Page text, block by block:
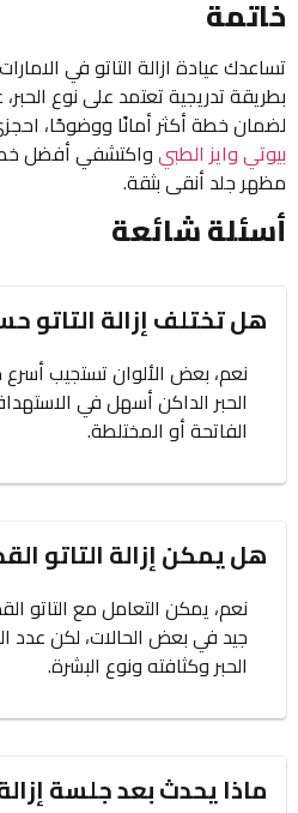
خاتمة
تساعدك عيادة ازالة التاتو في
بطريقة تدريجية تعتمد على نوع
لضمان خطة أكثر أمانًا ووضوحًا،
بيوتي وايز الطبيواكتشفي أفضل خطة
مظهر جلد أنقى بثقة.
أسئلة شائعة
هل تختلف إزالة التاتو
نعم، بعض الألوان تستجيب أسرع
الحبر الداكن أسهل في
الفاتحة أو المختلطة.
هل يمكن إزالة التاتو
نعم، يمكن التعامل مع التاتو
جيد في بعض الحالات، لكن
الحبر وكثافته ونوع البشرة.
ماذا يحدث بعد جلسة